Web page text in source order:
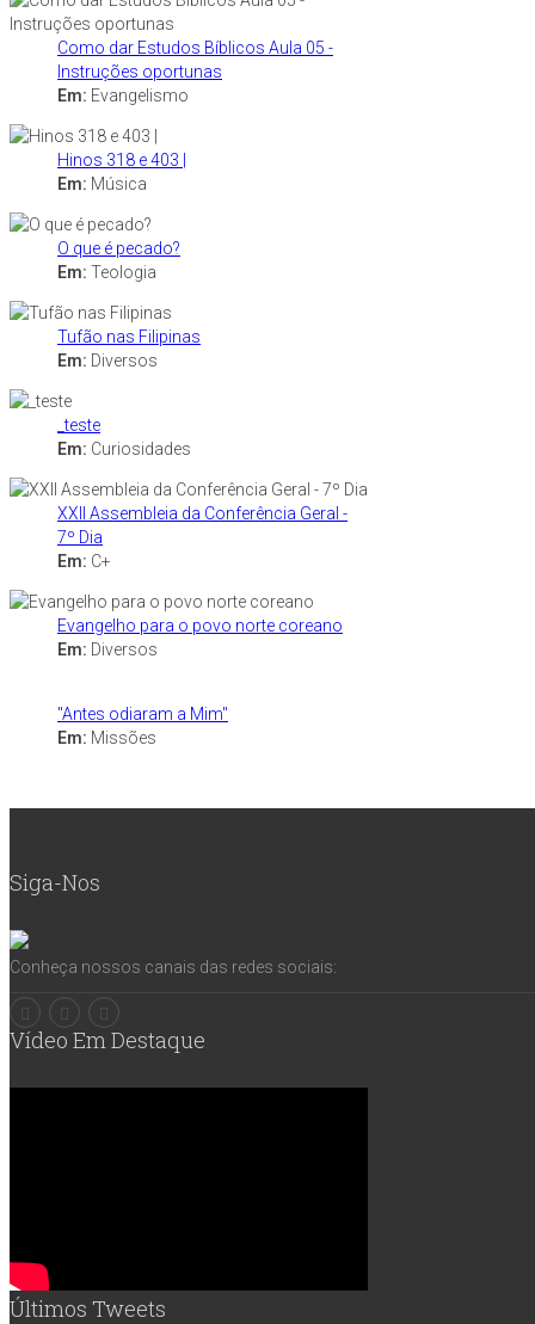
Como dar Estudos Bíblicos Aula 05 -
Instruções oportunas
Em: Evangelismo
Hinos 318 e 403 |
Em: Música
O que é pecado?
Em: Teologia
Tufão nas Filipinas
Em: Diversos
_teste
Em: Curiosidades
XXII Assembleia da Conferência Geral -
7º Dia
Em: C+
Evangelho para o povo norte coreano
Em: Diversos
"Antes odiaram a Mim"
Em: Missões
Siga-Nos
Conheça nossos canais das redes sociais:
Vídeo Em Destaque
Últimos Tweets